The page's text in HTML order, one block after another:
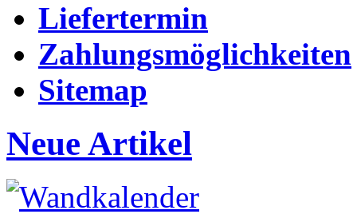
Liefertermin
Zahlungsmöglichkeiten
Sitemap
Neue Artikel